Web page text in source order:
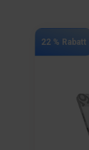
22 % Rabatt